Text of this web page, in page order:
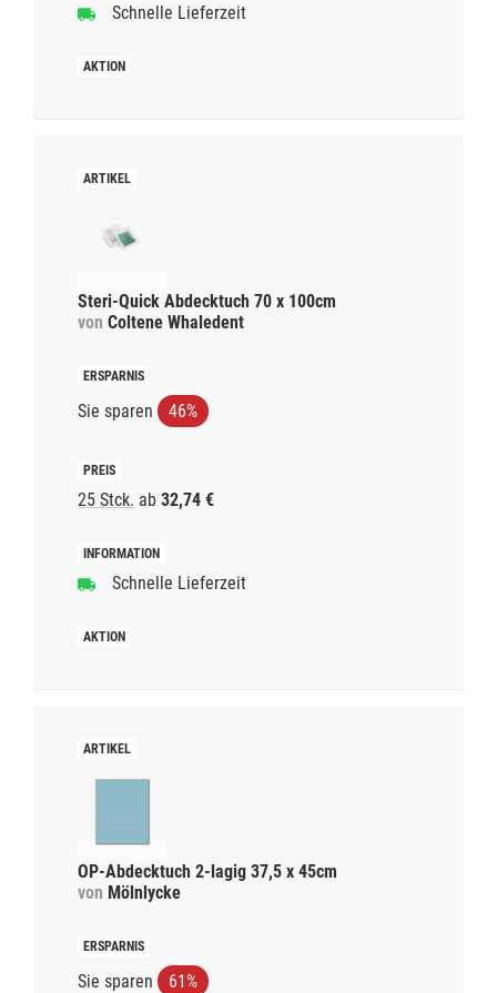
Schnelle Lieferzeit
Steri-Quick Abdecktuch 70 x 100cm
von Coltene Whaledent
Sie sparen 46%
25 Stck. ab 32,74 €
Schnelle Lieferzeit
OP-Abdecktuch 2-lagig 37,5 x 45cm
von Mölnlycke
Sie sparen 61%